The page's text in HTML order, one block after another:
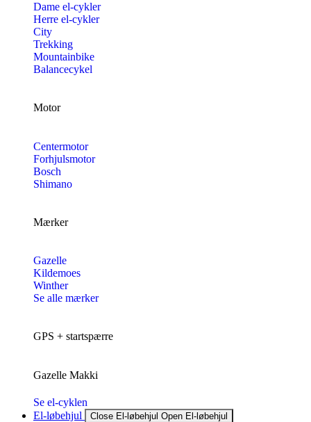
Dame el-cykler
Herre el-cykler
City
Trekking
Mountainbike
Balancecykel
Motor
Centermotor
Forhjulsmotor
Bosch
Shimano
Mærker
Gazelle
Kildemoes
Winther
Se alle mærker
GPS + startspærre
Gazelle Makki
Se el-cyklen
El-løbehjul
Close El-løbehjul Open El-løbehjul